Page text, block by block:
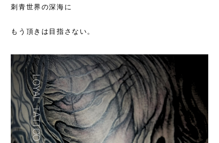
刺青世界の深海に
もう頂きは目指さない。